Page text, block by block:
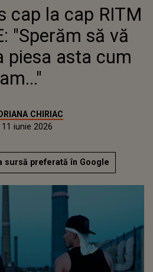
cap la cap RITM
"Sperăm să vă
piesa asta cum
am..."
CHIRIAC
11 iunie 2026
sursă preferată în Google